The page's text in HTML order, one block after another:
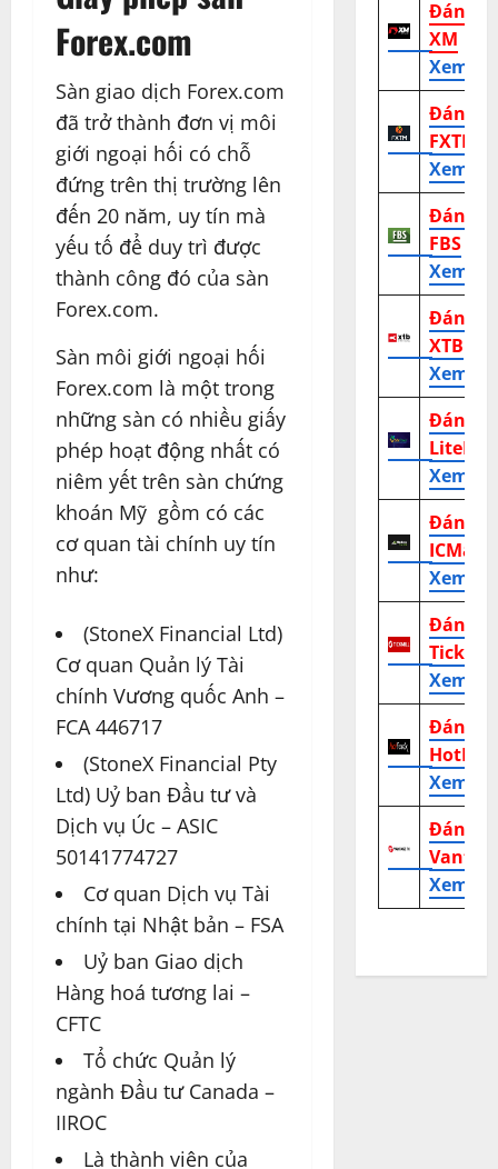
Forex.com
Sàn giao dịch Forex.com
đã trở thành đơn vị môi
giới ngoại hối có chỗ
đứng trên thị trường lên
đến 20 năm, uy tín mà
yếu tố để duy trì được
thành công đó của sàn
Forex.com.
Sàn môi giới ngoại hối
Forex.com là một trong
những sàn có nhiều giấy
phép hoạt động nhất có
niêm yết trên sàn chứng
khoán Mỹ gồm có các
cơ quan tài chính uy tín
như:
(StoneX Financial Ltd)
Cơ quan Quản lý Tài
chính Vương quốc Anh –
FCA 446717
(StoneX Financial Pty
Ltd) Uỷ ban Đầu tư và
Dịch vụ Úc – ASIC
50141774727
Cơ quan Dịch vụ Tài
chính tại Nhật bản – FSA
Uỷ ban Giao dịch
Hàng hoá tương lai –
CFTC
Tổ chức Quản lý
ngành Đầu tư Canada –
IIROC
Là thành viên của
Đánh
XM
Xem
Đánh
FXTM
Xem
Đánh
FBS
Xem
Đánh
XTB
Xem
Đánh
Xem
Đánh
Xem
Đánh
TickMill
Xem
Đánh
Xem
Đánh
Xem